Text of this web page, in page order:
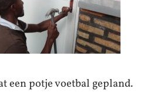
een potje voetbal gepland.